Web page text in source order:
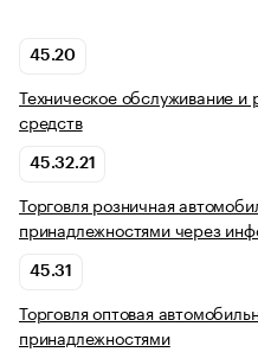
45.20
Техническое обслуживание
средств
45.32.21
Торговля розничная
принадлежностями через
45.31
Торговля оптовая
принадлежностями